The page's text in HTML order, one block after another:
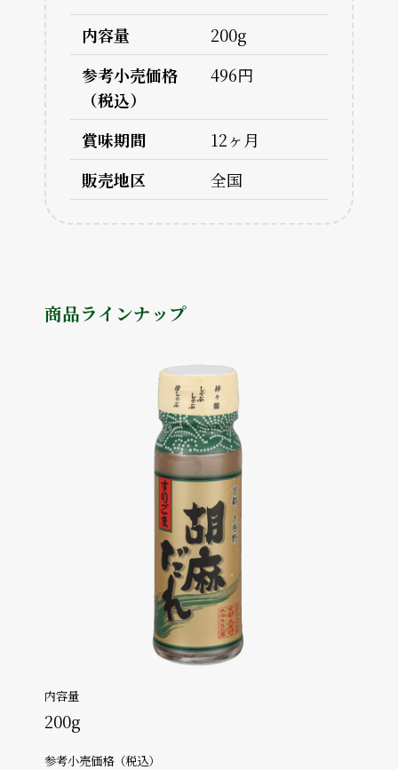
内容量
200g
参考小売価格
（税込）
496円
賞味期間
12ヶ月
販売地区
全国
商品ラインナップ
内容量
200g
参考小売価格（税込）